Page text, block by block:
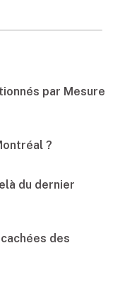
par Mesure
?
du dernier
des